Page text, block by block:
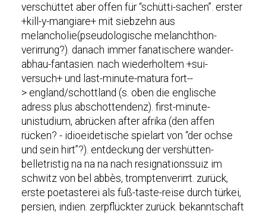
verschüttet aber offen für “schütti-sachen”. erster
+kill-y-mangiare+ mit siebzehn aus
melancholie(pseudologische melanchthon-
verirrung?). danach immer fanatischere wander-
abhau-fantasien. nach wiederholtem +sui-
versuch+ und last-minute-matura fort--
> england/schottland (s. oben die englische
adress plus abschottendenz). first-minute-
unistudium, abrücken after afrika (den affen
rücken? - idioeidetische spielart von “der ochse
und sein hirt”?). entdeckung der vershütten-
belletristig na na na nach resignationssuiz im
schwitz von bel abbès, tromptenverirrt. zurück,
erste poetasterei als fuß-taste-reise durch türkei,
persien, indien. zerpflückter zurück. bekanntschaft